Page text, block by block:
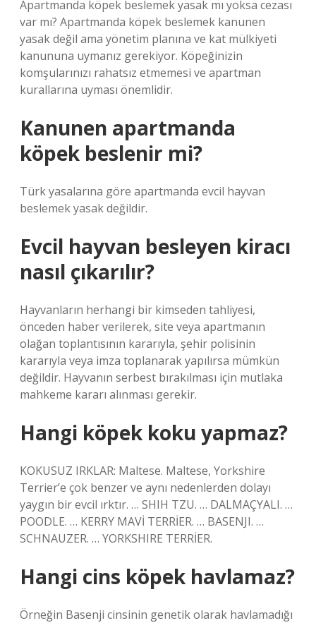
Apartmanda köpek beslemek yasak mı yoksa cezası
var mı? Apartmanda köpek beslemek kanunen
yasak değil ama yönetim planına ve kat mülkiyeti
kanununa uymanız gerekiyor. Köpeğinizin
komşularınızı rahatsız etmemesi ve apartman
kurallarına uyması önemlidir.
Kanunen apartmanda
köpek beslenir mi?
Türk yasalarına göre apartmanda evcil hayvan
beslemek yasak değildir.
Evcil hayvan besleyen kiracı
nasıl çıkarılır?
Hayvanların herhangi bir kimseden tahliyesi,
önceden haber verilerek, site veya apartmanın
olağan toplantısının kararıyla, şehir polisinin
kararıyla veya imza toplanarak yapılırsa mümkün
değildir. Hayvanın serbest bırakılması için mutlaka
mahkeme kararı alınması gerekir.
Hangi köpek koku yapmaz?
KOKUSUZ IRKLAR: Maltese. Maltese, Yorkshire
Terrier’e çok benzer ve aynı nedenlerden dolayı
yaygın bir evcil ırktır. … SHIH TZU. … DALMAÇYALI. …
POODLE. … KERRY MAVİ TERRİER. … BASENJI. …
SCHNAUZER. … YORKSHIRE TERRİER.
Hangi cins köpek havlamaz?
Örneğin Basenji cinsinin genetik olarak havlamadığı